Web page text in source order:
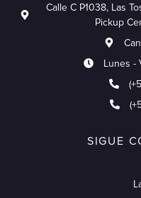
Calle C P1038, Las
Pickup
Lunes -
SIGUE